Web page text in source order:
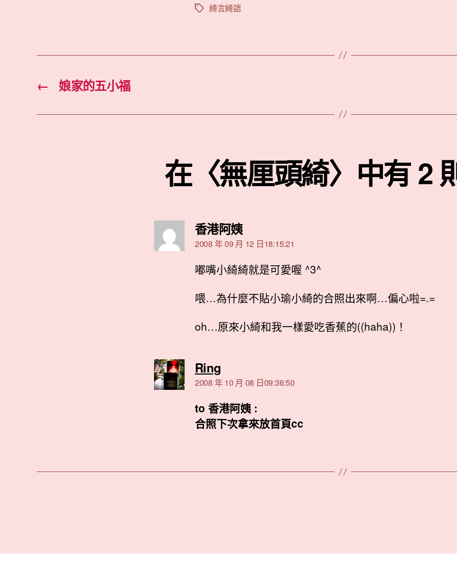
標 綺言綺語
← 娘家的五小福
在〈無厘頭綺〉中有 2
香港阿姨表
示:
2008 年 09 月 12 日18:15:21
嘟嘴小綺綺就是可愛喔 ^3^
喂…為什麼不貼小瑜小綺的合照出來啊…偏心啦=.=
oh…原來小綺和我一樣愛吃香蕉的((haha))！
Ring
示:
2008 年 10 月 08 日09:36:50
to 香港阿姨 :
合照下次拿來放首頁cc